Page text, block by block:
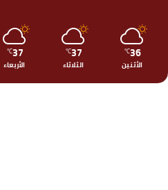
36
℃
الأثنين
37
℃
الثلاثاء
37
℃
الأربعاء